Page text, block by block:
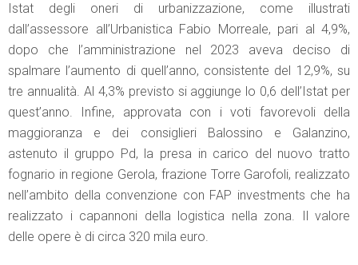
Istat degli oneri di urbanizzazione, come illustrati
dall’assessore all’Urbanistica Fabio Morreale, pari al 4,9%,
dopo che l’amministrazione nel 2023 aveva deciso di
spalmare l’aumento di quell’anno, consistente del 12,9%, su
tre annualità. Al 4,3% previsto si aggiunge lo 0,6 dell’Istat per
quest’anno. Infine, approvata con i voti favorevoli della
maggioranza e dei consiglieri Balossino e Galanzino,
astenuto il gruppo Pd, la presa in carico del nuovo tratto
fognario in regione Gerola, frazione Torre Garofoli, realizzato
nell’ambito della convenzione con FAP investments che ha
realizzato i capannoni della logistica nella zona. Il valore
delle opere è di circa 320 mila euro.